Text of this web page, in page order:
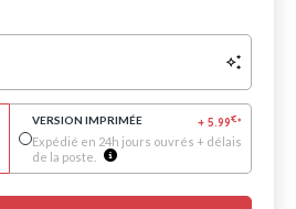
VERSION IMPRIMÉE + 5.99€*
Expédié en 24h jours ouvrés + délais
de la poste.